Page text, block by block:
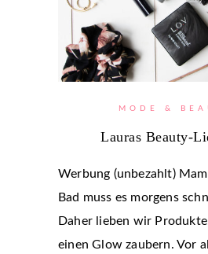
MODE &
Lauras Beauty-
Werbung (unbezahlt)
Bad muss es morgens
Daher lieben wir
einen Glow zaubern. Vor